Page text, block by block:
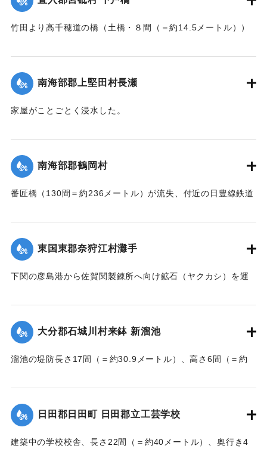
｜固有コード: 002680200
竹田より高千穂道の橋（土橋・８間（＝約14.5メートル））
｜固有コード: 002680201
南海部郡上堅田村長瀬
家屋がことごとく浸水した。
｜固有コード:
南海部郡鶴岡村
番匠橋（130間＝約236メートル）が流失、付近の日豊線鉄道
｜固有コード: 002680194
東国東郡奈狩江村灘手
下関の彦島港から佐賀関製錬所へ向け鉱石（ヤクカシ）を運
江村の漁業組合の2人が発見し、消防組と協力、現場へ決死者
7人選抜し現場へ急行させ、辛うじて救助した。
【出典：大分新聞 大正7年7月16日7面（15日夕刊）】
大分郡石城川村来鉢 新溜池
溜池の堤防長さ17間（＝約30.9メートル）、高さ6間（＝約
額は2000円の見込み。
【出典：大分新聞 大正7年7月16日7面（15日夕刊）】
｜固有コード: 002680196
日田郡日田町 日田郡立工芸学校
建築中の学校校舎、長さ22間（＝約40メートル）、奥行き4